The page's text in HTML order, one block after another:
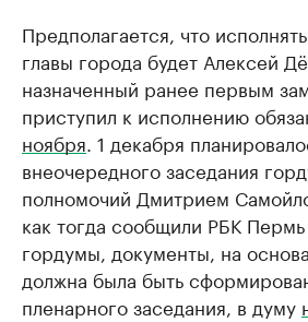
Предполагается, что
главы города будет Алексей
назначенный ранее первым
приступил к исполнению
ноября. 1 декабря
внеочередного заседания
полномочий Дмитрием
как тогда сообщили РБК Пермь
гордумы, документы, на
должна была быть
пленарного заседания, в думу